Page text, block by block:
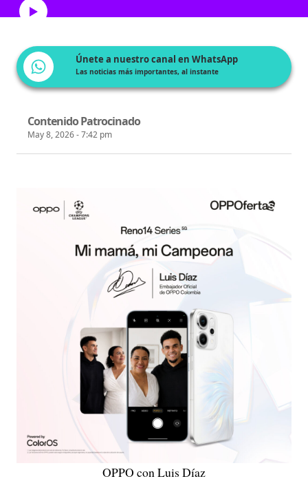
Únete a nuestro canal en WhatsApp
Las noticias más importantes, al instante
Contenido Patrocinado
May 8, 2026 - 7:42 pm
OPPO con Luis Díaz